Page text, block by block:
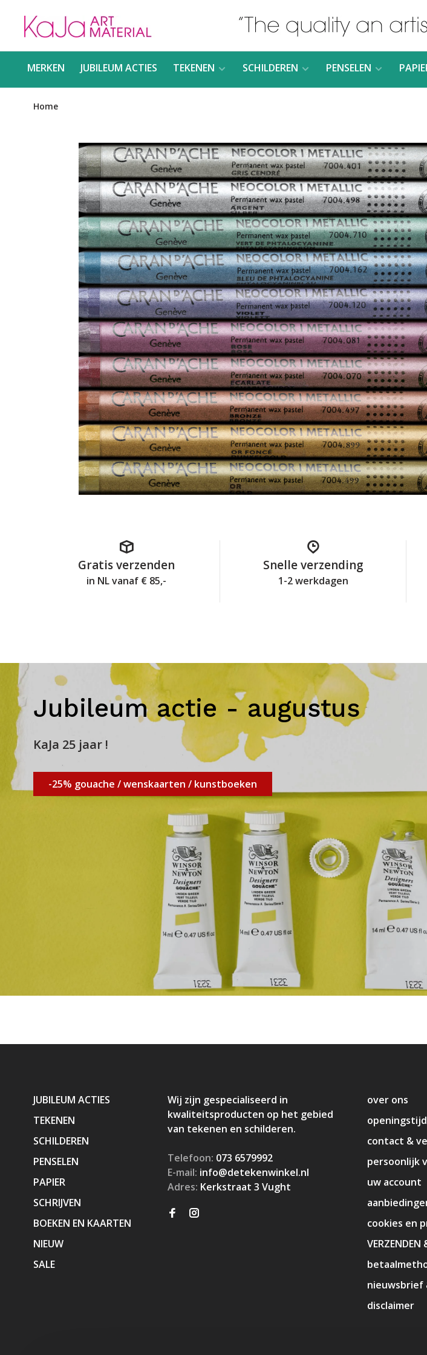
MERKEN JUBILEUM ACTIES TEKENEN SCHILDEREN PENSELEN
Home
Gratis verzenden
in NL vanaf € 85,-
Snelle verzending
1-2 werkdagen
Jubileum actie - augustus
KaJa 25 jaar !
-25% gouache / wenskaarten / kunstboeken
JUBILEUM ACTIES
TEKENEN
SCHILDEREN
PENSELEN
PAPIER
SCHRIJVEN
BOEKEN EN KAARTEN
NIEUW
SALE
Wij zijn gespecialiseerd in
kwaliteitsproducten op het gebied
van tekenen en schilderen.
Telefoon: 073 6579992
E-mail: info@detekenwinkel.nl
Adres: Kerkstraat 3 Vught
over ons
contact &
persoonlijk
uw account
cookies en
VERZENDEN
nieuwsbrief
disclaimer